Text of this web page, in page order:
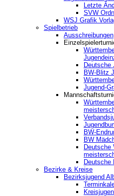
Letzte
SVW
WSJ Grafik
Spielbetrieb
Ausschreibungen
Deutsche
BW-Blitz
Jugend-
BW-
BW
Deutsche
Deutsche
Bezirke & Kreise
Bezirksjugend